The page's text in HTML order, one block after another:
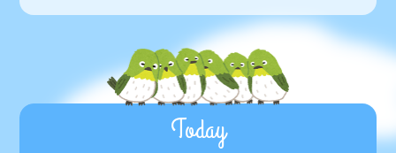
Today